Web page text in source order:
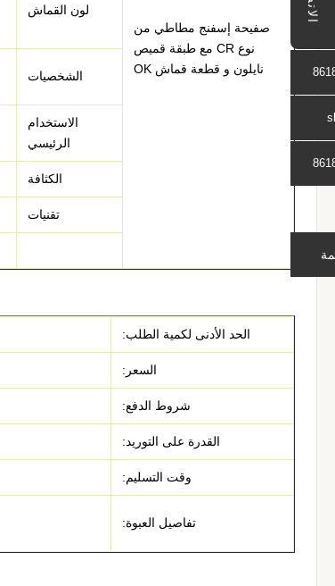
صفيحة إسفنج مطاطي من
نوع CR مع طبقة قميص
نايلون و قطعة قماش OK
لون القماش
الشخصيات
الاستخدام
الرئيسي
الكثافة
تقنيات
الحد الأدنى لكمية الطلب:
السعر:
شروط الدفع:
القدرة على التوريد:
وقت التسليم:
تفاصيل العبوة: